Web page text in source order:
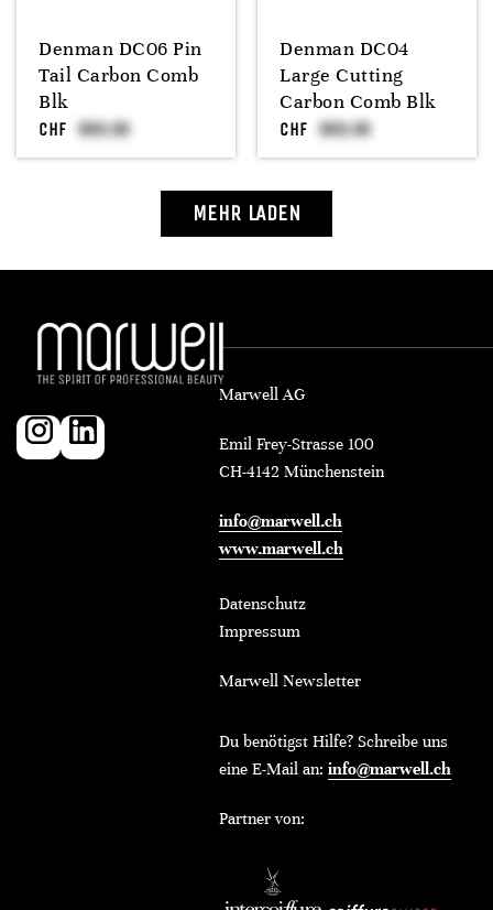
Denman DC06 Pin
Tail Carbon Comb
Blk
CHF
Denman DC04
Large Cutting
Carbon Comb Blk
CHF
MEHR LADEN
Marwell AG
Emil Frey-Strasse 100
CH-4142 Münchenstein
info@marwell.ch
www.marwell.ch
Datenschutz
Impressum
Marwell Newsletter
Du benötigst Hilfe? Schreibe uns
eine E-Mail an: info@marwell.ch
Partner von: